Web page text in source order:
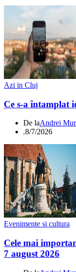
Azi in Cluj
Ce s-a întamplat
De laAndrei
.8/7/2026
Evenimente si cultura
Cele mai
7 august 2026